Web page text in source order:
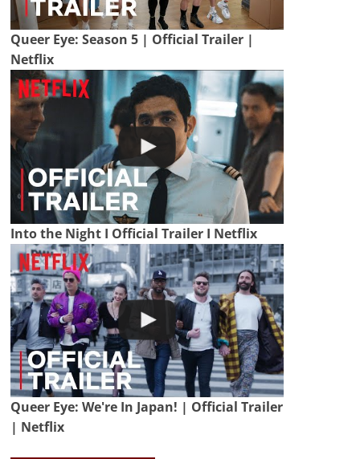
Queer Eye: Season 5 | Official Trailer |
Netflix
Into the Night I Official Trailer I Netflix
Queer Eye: We're In Japan! | Official Trailer
| Netflix